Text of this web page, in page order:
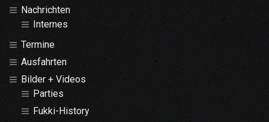
Nachrichten
Internes
Termine
Ausfahrten
Bilder + Videos
Parties
Fukki-History